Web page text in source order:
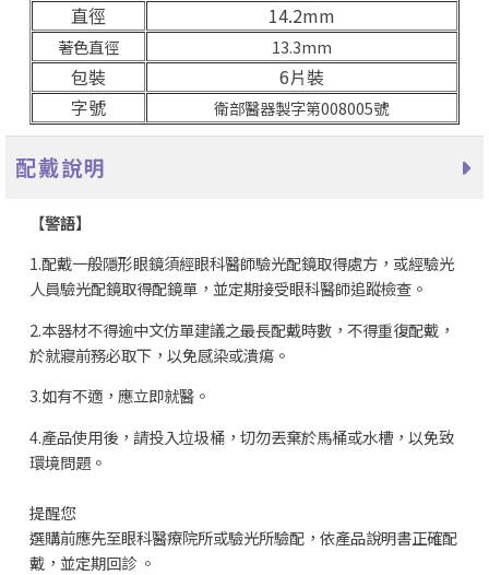
直徑
14.2mm
著色直徑 13.3mm
包裝
6片裝
字號
衛部醫器製字第008005號
配戴說明
【警語】
1.配戴一般隱形眼鏡須經眼科醫師驗光配鏡取得處方，或經驗光
人員驗光配鏡取得配鏡單，並定期接受眼科醫師追蹤檢查。
2.本器材不得逾中文仿單建議之最長配戴時數，不得重復配戴，
於就寢前務必取下，以免感染或潰瘍。
3.如有不適，應立即就醫。
4.產品使用後，請投入垃圾桶，切勿丟棄於馬桶或水槽，以免致
環境問題。
提醒您
選購前應先至眼科醫療院所或驗光所驗配，依產品說明書正確配
戴，並定期回診 。